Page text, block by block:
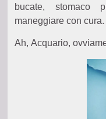
bucate, stomaco
maneggiare con cura.
Ah, Acquario,